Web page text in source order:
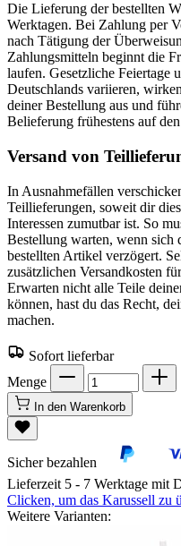
Die Lieferung der bestellten
Werktagen. Bei Zahlung per
nach Tätigung der
Zahlungsmitteln beginnt die
laufen. Gesetzliche Feiertage
Deutschlands variieren,
deiner Bestellung aus und
Belieferung frühestens auf
Versand von
In Ausnahmefällen
Teillieferungen, soweit dir
Interessen zumutbar ist. So
Bestellung warten, wenn
bestellten Artikel verzögert.
zusätzlichen Versandkosten
Erwarten nicht alle Teile
können, hast du das Recht,
machen.
Sofort lieferbar
Menge
In den Warenkorb
Sicher bezahlen
Lieferzeit 5 - 7 Werktage mit
Clicken, um das Karussell zu
Weitere Varianten: